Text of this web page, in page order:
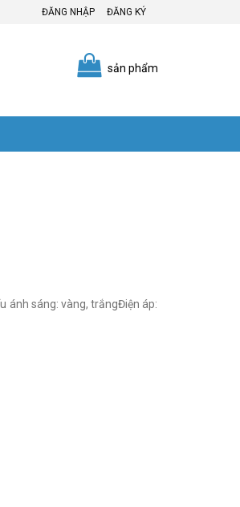
ĐĂNG NHẬP ĐĂNG KÝ
sản phẩm
ánh sáng: vàng, trắngĐiện áp: